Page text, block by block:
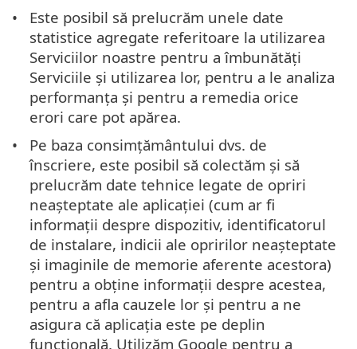
Este posibil să prelucrăm unele date
statistice agregate referitoare la utilizarea
Serviciilor noastre pentru a îmbunătăți
Serviciile și utilizarea lor, pentru a le analiza
performanța și pentru a remedia orice
erori care pot apărea.
Pe baza consimțământului dvs. de
înscriere, este posibil să colectăm și să
prelucrăm date tehnice legate de opriri
neașteptate ale aplicației (cum ar fi
informații despre dispozitiv, identificatorul
de instalare, indicii ale opririlor neașteptate
și imaginile de memorie aferente acestora)
pentru a obține informații despre acestea,
pentru a afla cauzele lor și pentru a ne
asigura că aplicația este pe deplin
funcțională. Utilizăm Google pentru a